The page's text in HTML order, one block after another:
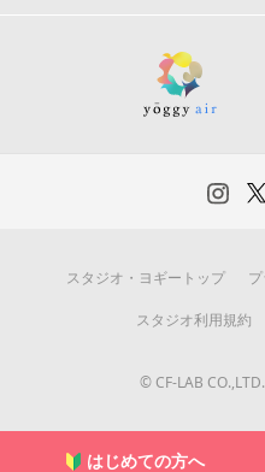
はじめての方へ
スタジオ・ヨギートップ
スタジオ利用規約
© CF-LAB